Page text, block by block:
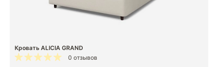
Кровать ALICIA GRAND
0 отзывов